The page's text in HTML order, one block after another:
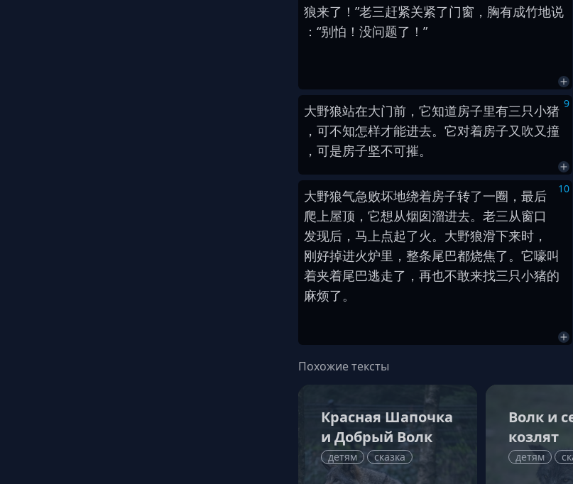
狼来了 ！ ”老三赶紧关紧了门窗 ， 胸有成竹地说
： “别怕 ！ 没问题了 ！ ”
9
大野狼站在大门前 ， 它知道房子里有三只小猪
， 可不知怎样才能进去。 它对着房子又吹又撞
， 可是房子坚不可摧。
10
大野狼气急败坏地绕着房子转了一圈 ， 最后
爬上屋顶 ， 它想从烟囱溜进去。 老三从窗口
发现后 ， 马上点起了火。 大野狼滑下来时 ，
刚好掉进火炉里 ， 整条尾巴都烧焦了。 它嚎叫
着夹着尾巴逃走了 ， 再也不敢来找三只小猪的
麻烦了。
Похожие тексты
Красная Шапочка
и Добрый Волк
детям сказка
Волк и
козлят
детям